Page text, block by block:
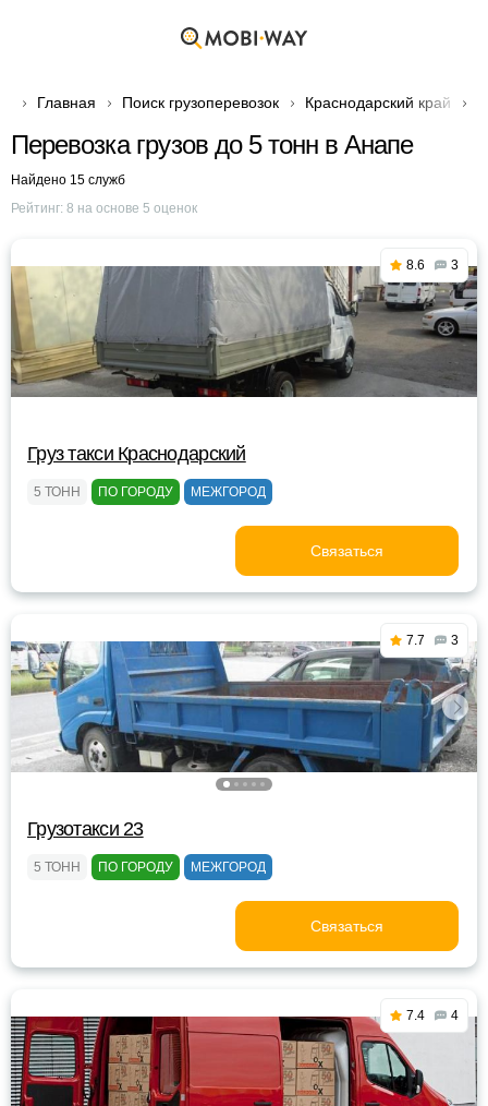
Главная Поиск грузоперевозок Краснодарский край
Перевозка грузов до 5 тонн в Анапе
Найдено 15 служб
Рейтинг: 8 на основе 5 оценок
8.6 3
Груз такси Краснодарский
5 ТОНН ПО ГОРОДУ МЕЖГОРОД
Связаться
7.7 3
Грузотакси 23
5 ТОНН ПО ГОРОДУ МЕЖГОРОД
Связаться
7.4 4